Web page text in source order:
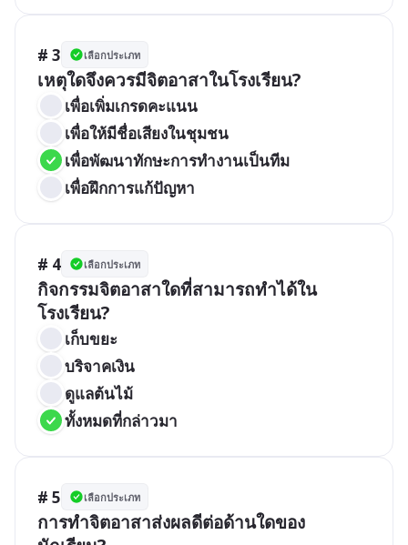
# 3 เลือกประเภท
เหตุใดจึงควรมีจิตอาสาในโรงเรียน?
เพื่อเพิ่มเกรดคะแนน
เพื่อให้มีชื่อเสียงในชุมชน
เพื่อพัฒนาทักษะการทำงานเป็นทีม
เพื่อฝึกการแก้ปัญหา
# 4 เลือกประเภท
กิจกรรมจิตอาสาใดที่สามารถทำได้ใน
โรงเรียน?
เก็บขยะ
บริจาคเงิน
ดูแลต้นไม้
ทั้งหมดที่กล่าวมา
# 5 เลือกประเภท
การทำจิตอาสาส่งผลดีต่อด้านใดของ